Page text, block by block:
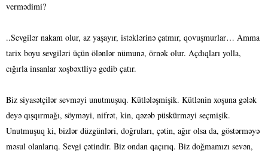
vermədimi?
..Sevgilər nakam olur, az yaşayır, istəklərinə çatmır, qovuşmurlar… Amma
tarix boyu sevgiləri üçün ölənlər nümunə, örnək olur. Açdıqları yolla,
cığırla insanlar xoşbəxtliyə gedib çatır.
Biz siyasətçilər sevməyi unutmuşuq. Kütlələşmişik. Kütlənin xoşuna gələk
deyə qışqırmağı, söyməyi, nifrət, kin, qəzəb püskürməyi seçmişik.
Unutmuşuq ki, bizlər düzgünləri, doğruları, çətin, ağır olsa da, göstərməyə
məsul olanlarıq. Sevgi çətindir. Biz ondan qaçırıq. Biz doğmamızı sevən,